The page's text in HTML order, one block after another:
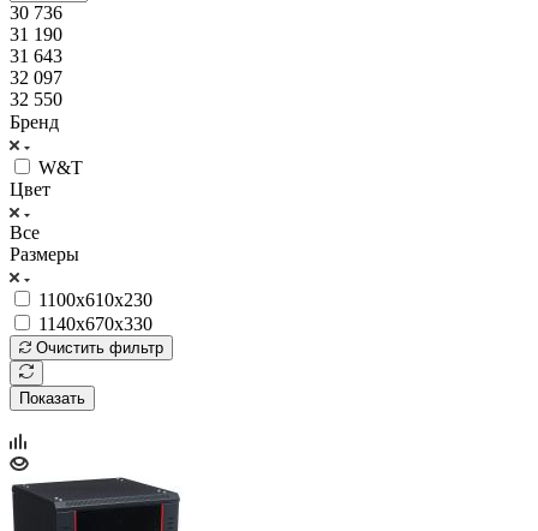
30 736
31 190
31 643
32 097
32 550
Бренд
W&T
Цвет
Все
Размеры
1100х610х230
1140х670х330
Очистить фильтр
Показать